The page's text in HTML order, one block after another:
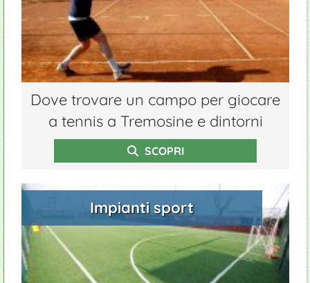
Dove trovare un campo per giocare
a tennis a Tremosine e dintorni
SCOPRI
Impianti sport